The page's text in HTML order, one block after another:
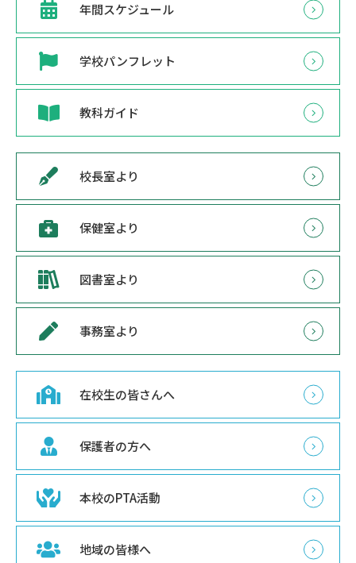
年間スケジュール
学校パンフレット
教科ガイド
校長室より
保健室より
図書室より
事務室より
在校生の皆さんへ
保護者の方へ
本校のPTA活動
地域の皆様へ